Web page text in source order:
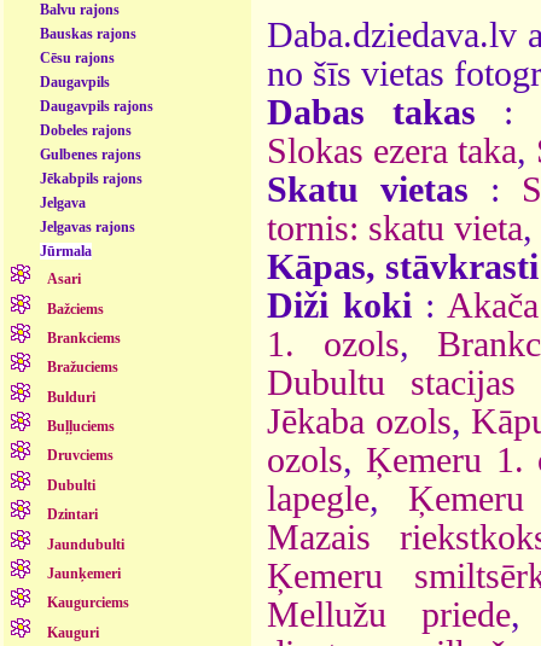
Balvu rajons
Bauskas rajons
Cēsu rajons
Daugavpils
Daugavpils rajons
Dobeles rajons
Gulbenes rajons
Jēkabpils rajons
Jelgava
Jelgavas rajons
Jūrmala
Asari
Bažciems
Brankciems
Bražuciems
Bulduri
Buļļuciems
Druvciems
Dubulti
Dzintari
Jaundubulti
Jaunķemeri
Kaugurciems
Kauguri
Daba.dziedava.lv
no šīs vietas
Dabas takas :
Slokas ezera taka,
Skatu vietas :
tornis: skatu vieta,
Kāpas, stāvkrasti
Diži koki :
1. ozols,
Dubultu stacijas
Jēkaba ozols,
ozols,Ķemeru 1.
lapegle,
Mazais
Ķemeru
Mellužu priede